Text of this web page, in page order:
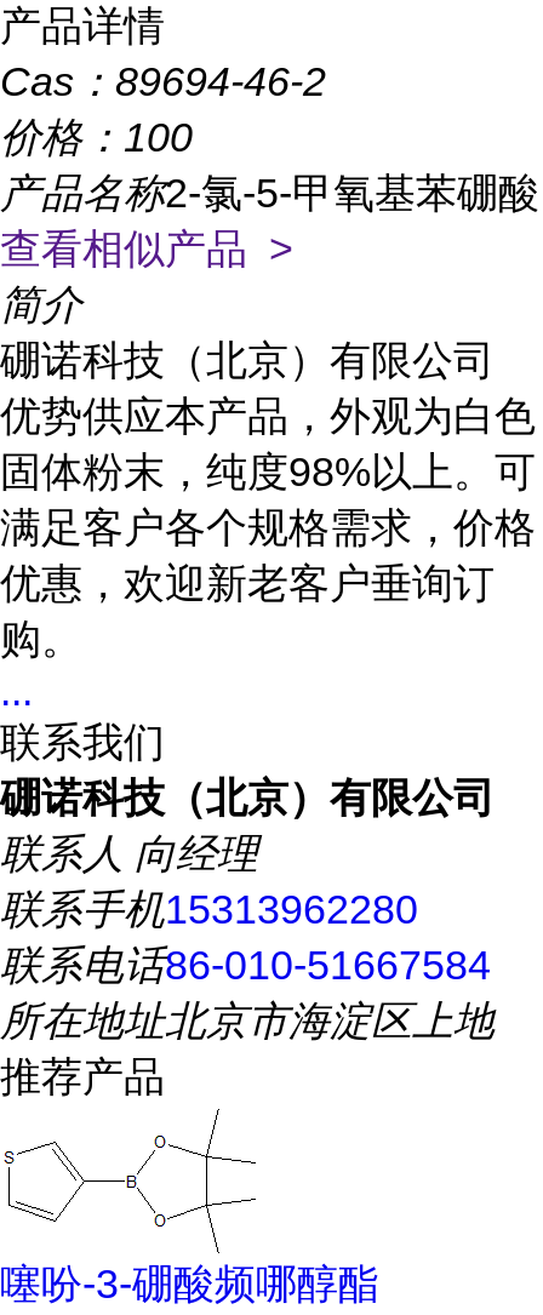
产品详情
Cas： 89694-46-2
价格： 100
产品名称2-氯-5-甲氧基苯硼酸
查看相似产品 >
简介
硼诺科技（北京）有限公司
优势供应本产品，外观为白色
固体粉末，纯度98%以上。可
满足客户各个规格需求，价格
优惠，欢迎新老客户垂询订
购。
...
联系我们
硼诺科技（北京）有限公司
联系人 向经理
联系手机15313962280
联系电话86-010-51667584
所在地址北京市海淀区上地
推荐产品
噻吩-3-硼酸频哪醇酯